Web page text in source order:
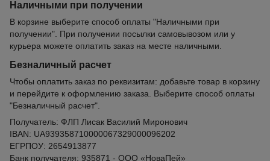
Наличными при получении
В корзине выберите способ оплаты "Наличными при
получении". При получении посылки самовывозом или у
курьера можете оплатить заказ на месте наличными.
Безналичный расчет
Чтобы оплатить заказ по реквизитам: добавьте товар в корзину
и перейдите к оформлению заказа. Выберите способ оплаты
"Безналичный расчет".
Получатель: ФЛП Лисак Василий Миронович
IBAN: UA939358710000067329000096202
ЕГРПОУ: 2654913877
Банк получателя: 935871 - ООО «НоваПей»